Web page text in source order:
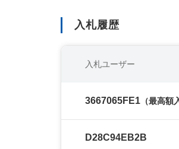
入札履歴
入札ユーザー
3667065FE1 （最高額
D28C94EB2B